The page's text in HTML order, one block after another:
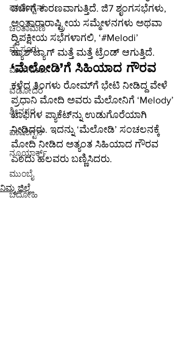
ವಾಷಿಂಗ್ಟನ್
ಚಿಂತಾಮಣಿ
ಮೈಸೂರು
ಮಂಗಳೂರು
ವಡೋದರ
ಶ್ರೀನಗರ
ವಾಷಿಂಗ್ಟನ್
ನ್ಯೂಯಾರ್ಕ್
ಮುಂಬೈ
ಭದೋಹಿ
ಚರ್ಚೆಗೆ ಕಾರಣವಾಗುತ್ತಿದೆ. ಜಿ7 ಶೃಂಗಸಭೆಗಳು,
ಅಂತಾರಾರಾಷ್ಟ್ರೀಯ ಸಮ್ಮೇಳನಗಳು ಅಥವಾ
ದ್ವಿಪಕ್ಷೀಯ ಸಭೆಗಳಾಗಲಿ, ‘#Melodi’
ಹ್ಯಾಶ್‌ಟ್ಯಾಗ್ ಮತ್ತೆ ಮತ್ತೆ ಟ್ರೆಂಡ್ ಆಗುತ್ತಿದೆ.
‘ಮೆಲೋಡಿ’ಗೆ ಸಿಹಿಯಾದ ಗೌರವ
ಕಳೆದ ತಿಂಗಳು ರೋಮ್‌ಗೆ ಭೇಟಿ ನೀಡಿದ್ದ ವೇಳೆ
ಪ್ರಧಾನಿ ಮೋದಿ ಅವರು ಮೆಲೋನಿಗೆ ‘Melody’
ಟಾಫಿಗಳ ಪ್ಯಾಕೆಟ್‌ನ್ನು ಉಡುಗೊರೆಯಾಗಿ
ನೀಡಿದರು. ಇದನ್ನು ‘ಮೆಲೋಡಿ’ ಸಂಚಲನಕ್ಕೆ
ಮೋದಿ ನೀಡಿದ ಅತ್ಯಂತ ಸಿಹಿಯಾದ ಗೌರವ
ಎಂದು ಹಲವರು ಬಣ್ಣಿಸಿದರು.
ನಿಮ್ಮ ಜಿಲ್ಲೆ